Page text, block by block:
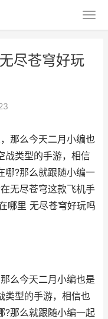
尽苍穹好玩
那么今天二月小编也
战类型的手游，相信
哪?那么就跟随小编一
无尽苍穹这款飞机手
哪里 无尽苍穹好玩吗
么今天二月小编也是
类型的手游，相信也
?那么就跟随小编一起